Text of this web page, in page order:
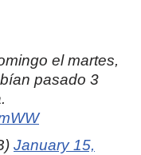
el martes,
pasado 3
January 15,